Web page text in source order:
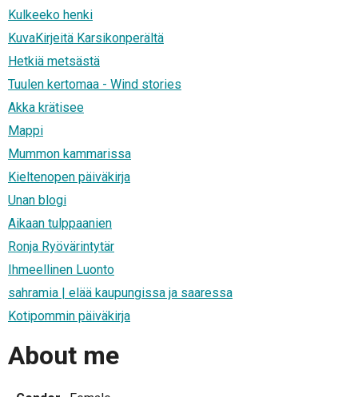
Kulkeeko henki
KuvaKirjeitä Karsikonperältä
Hetkiä metsästä
Tuulen kertomaa - Wind stories
Akka krätisee
Mappi
Mummon kammarissa
Kieltenopen päiväkirja
Unan blogi
Aikaan tulppaanien
Ronja Ryövärintytär
Ihmeellinen Luonto
sahramia | elää kaupungissa ja saaressa
Kotipommin päiväkirja
About me